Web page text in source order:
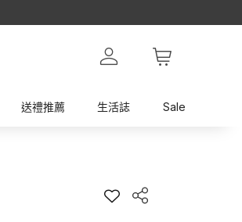
送禮推薦 生活誌 Sale